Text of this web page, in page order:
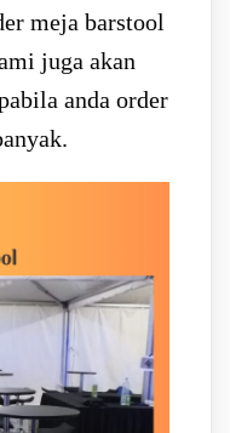
meja barstool
juga akan
anda order